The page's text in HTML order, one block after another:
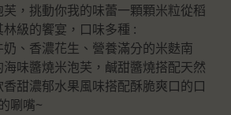
，挑動你我的味蕾一顆顆米粒從稻
級的饗宴，口味多種 :
、香濃花生、營養滿分的米麩南
味醬燒米泡芙，鹹甜醬燒搭配天然
甜濃郁水果風味搭配酥脆爽口的口
唰嘴~